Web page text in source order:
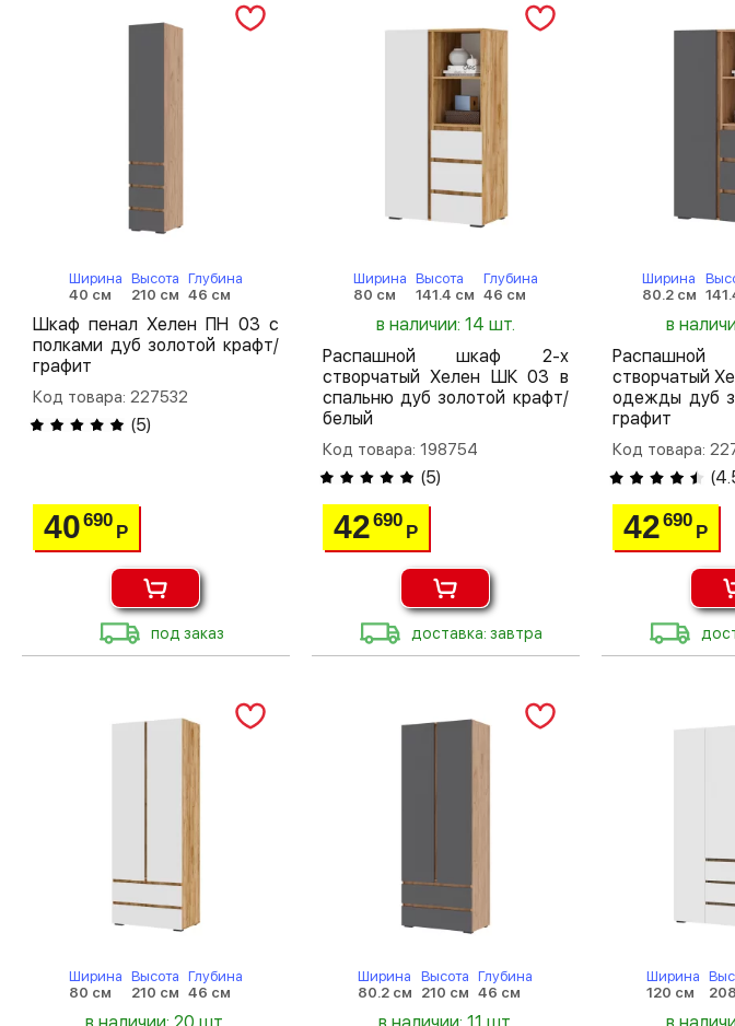
Ширина
40 см
Высота
210 см
Глубина
46 см
Шкаф пенал Хелен ПН 03 с
полками дуб золотой крафт/
графит
Код товара: 227532
(5)
40690
Р
под заказ
Ширина
80 см
Высота
141.4 см
Глубина
46 см
в наличии: 14 шт.
Распашной шкаф 2-х
створчатый Хелен ШК 03 в
спальню дуб золотой крафт/
белый
Код товара: 198754
(5)
42690
Р
доставка: завтра
Ширина
80.2 см
в
створчатый
одежды дуб
графит
Код товара:
(
42690
Р
Ширина
80 см
Высота
210 см
Глубина
46 см
в наличии: 20 шт.
Ширина
80.2 см
Высота
210 см
Глубина
46 см
в наличии: 11 шт.
Ширина
120 см
в